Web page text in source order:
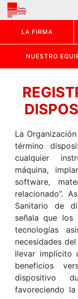
LA FIRMA
NUESTRO
La
término
cualquier
máquina,
software,
relacionado”.
Sanitario de
señala que los
tecnologías
necesidades
llevar implícito
beneficios
dispositivo
favoreciendo